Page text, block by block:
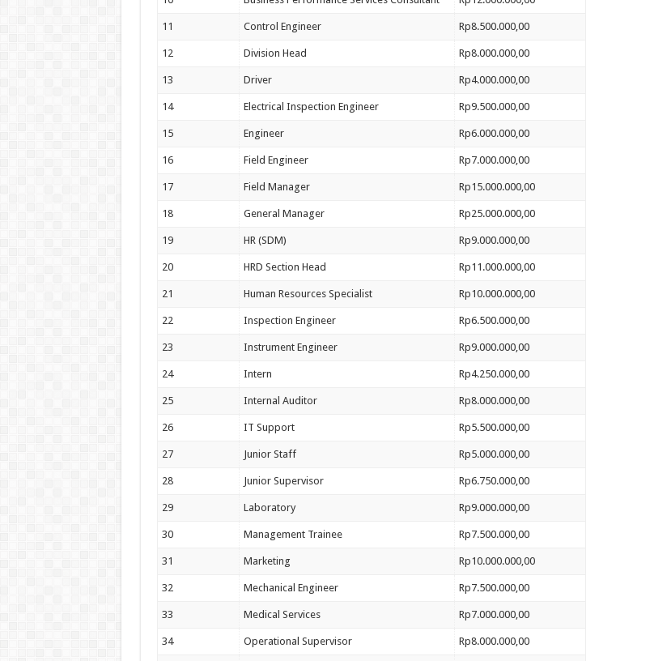
11 Control Engineer Rp8.500.000,00
12 Division Head Rp8.000.000,00
13 Driver Rp4.000.000,00
14 Electrical Inspection Engineer Rp9.500.000,00
15 Engineer Rp6.000.000,00
16 Field Engineer Rp7.000.000,00
17 Field Manager Rp15.000.000,00
18 General Manager Rp25.000.000,00
19 HR (SDM) Rp9.000.000,00
20 HRD Section Head Rp11.000.000,00
21 Human Resources Specialist Rp10.000.000,00
22 Inspection Engineer Rp6.500.000,00
23 Instrument Engineer Rp9.000.000,00
24 Intern Rp4.250.000,00
25 Internal Auditor Rp8.000.000,00
26 IT Support Rp5.500.000,00
27 Junior Staff Rp5.000.000,00
28 Junior Supervisor Rp6.750.000,00
29 Laboratory Rp9.000.000,00
30 Management Trainee Rp7.500.000,00
31 Marketing Rp10.000.000,00
32 Mechanical Engineer Rp7.500.000,00
33 Medical Services Rp7.000.000,00
34 Operational Supervisor Rp8.000.000,00